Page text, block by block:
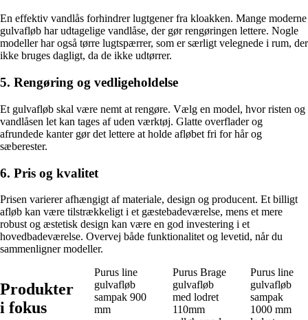
En effektiv vandlås forhindrer lugtgener fra kloakken. Mange moderne
gulvafløb har udtagelige vandlåse, der gør rengøringen lettere. Nogle
modeller har også tørre lugtspærrer, som er særligt velegnede i rum, der
ikke bruges dagligt, da de ikke udtørrer.
5. Rengøring og vedligeholdelse
Et gulvafløb skal være nemt at rengøre. Vælg en model, hvor risten og
vandlåsen let kan tages af uden værktøj. Glatte overflader og
afrundede kanter gør det lettere at holde afløbet fri for hår og
sæberester.
6. Pris og kvalitet
Prisen varierer afhængigt af materiale, design og producent. Et billigt
afløb kan være tilstrækkeligt i et gæstebadeværelse, mens et mere
robust og æstetisk design kan være en god investering i et
hovedbadeværelse. Overvej både funktionalitet og levetid, når du
sammenligner modeller.
Produkter
i fokus
Purus line
gulvafløb
sampak 900
mm
Purus Brage
gulvafløb
med lodret
110mm
Purus line
gulvafløb
sampak
1000 mm